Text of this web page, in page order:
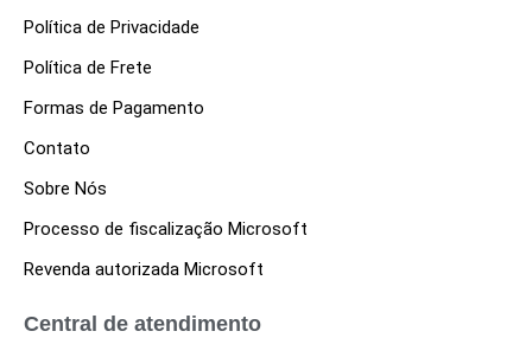
Política de Privacidade
Política de Frete
Formas de Pagamento
Contato
Sobre Nós
Processo de fiscalização Microsoft
Revenda autorizada Microsoft
Central de atendimento